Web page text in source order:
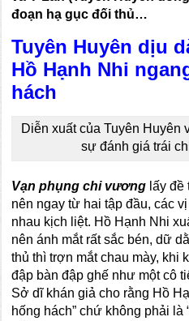
đoạn hạ gục đối thủ…
Tuyên Huyên dịu
Hồ Hạnh Nhi
hách
Diễn xuất của Tuyên
sự đánh giá trái
Vạn phụng chi vương lấy
nên ngay từ hai tập đầu, các
nhau kịch liệt. Hồ Hạnh Nhi
nên ánh mắt rất sắc bén, dữ
thủ thì trợn mắt chau mày, khi
đập bàn đập ghế như một cô
Sở dĩ khán giả cho rằng Hồ
hống hách” chứ không phải là